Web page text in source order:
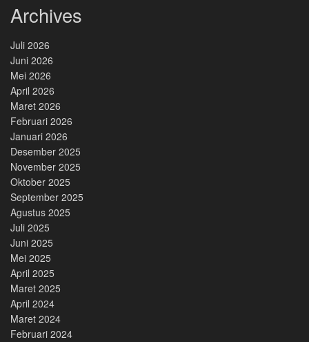
Archives
Juli 2026
Juni 2026
Mei 2026
April 2026
Maret 2026
Februari 2026
Januari 2026
Desember 2025
November 2025
Oktober 2025
September 2025
Agustus 2025
Juli 2025
Juni 2025
Mei 2025
April 2025
Maret 2025
April 2024
Maret 2024
Februari 2024